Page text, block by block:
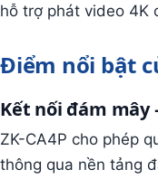
hỗ trợ phát video 4K
Điểm nổi bật
Kết nối đám mây
ZK-CA4P cho phép
thông qua nền tảng